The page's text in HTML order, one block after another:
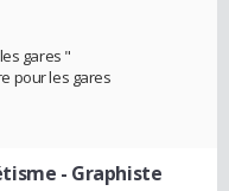
gares "
pour les gares
- Graphiste